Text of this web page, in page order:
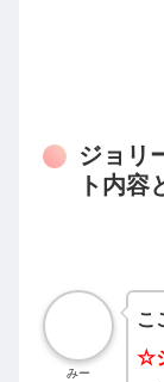
ジョリ
ト内容
みー
こ
☆